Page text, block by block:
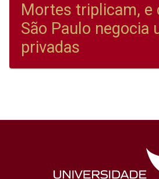
Mortes triplicam, e
São Paulo negocia
privadas